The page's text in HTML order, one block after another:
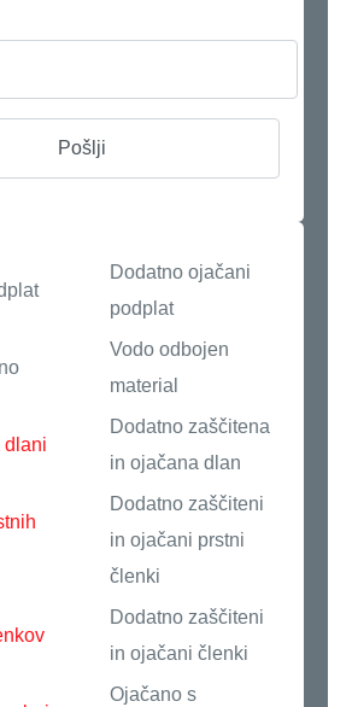
Dodatno ojačani
podplat
Vodo odbojen
material
Dodatno zaščitena
in ojačana dlan
Dodatno zaščiteni
in ojačani prstni
členki
Dodatno zaščiteni
in ojačani členki
Ojačano s